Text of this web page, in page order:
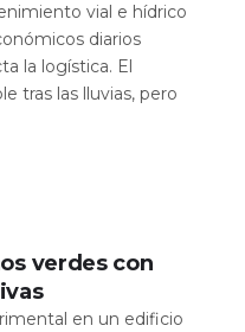
vial e hídrico
diarios
la logística. El
tras las lluvias, pero
verdes con
en un edificio